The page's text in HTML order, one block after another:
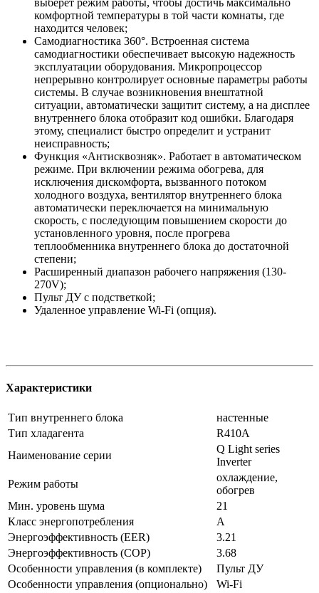
комфортной температуры в той части комнаты, где
находится человек;
Cамодиагностика 360°. Встроенная система
самодиагностики обеспечивает высокую надежность
эксплуатации оборудования. Микропроцессор
непрерывно контролирует основные параметры работы
системы. В случае возникновения внештатной
ситуации, автоматически защитит систему, а на дисплее
внутреннего блока отобразит код ошибки. Благодаря
этому, специалист быстро определит и устранит
неисправность;
Функция «Антисквозняк». Работает в автоматическом
режиме. При включении режима обогрева, для
исключения дискомфорта, вызванного потоком
холодного воздуха, вентилятор внутреннего блока
автоматически переключается на минимальную
скорость, с последующим повышением скорости до
установленного уровня, после прогрева
теплообменника внутреннего блока до достаточной
степени;
Расширенный диапазон рабочего напряжения (130-
270V);
Пульт ДУ с подстветкой;
Удаленное управление Wi-Fi (опция).
Характеристики
Тип внутреннего блока
настенные
Тип хладагента
R410A
Наименование серии
Q Light series
Inverter
Режим работы
охлаждение,
обогрев
Мин. уровень шума
21
Класс энергопотребления
A
Энергоэффективность (EER)
3.21
Энергоэффективность (COP)
3.68
Особенности управления (в комплекте)
Пульт ДУ
Особенности управления (опционально)
Wi-Fi